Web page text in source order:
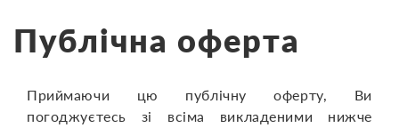
Публічна оферта
Приймаючи цю публічну оферту, Ви
погоджуєтесь зі всіма викладеними нижче